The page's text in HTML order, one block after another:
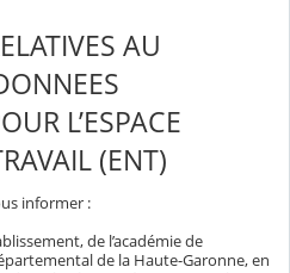
AU
L’ESPACE
(ENT)
informer :
de l’académie de
de la Haute-Garonne, en